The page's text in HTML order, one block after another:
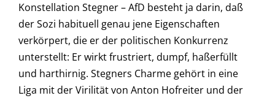
Konstellation Stegner – AfD besteht ja darin, daß
der Sozi habituell genau jene Eigenschaften
verkörpert, die er der politischen Konkurrenz
unterstellt: Er wirkt frustriert, dumpf, haßerfüllt
und harthirnig. Stegners Charme gehört in eine
Liga mit der Virilität von Anton Hofreiter und der